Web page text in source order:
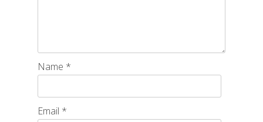
Name *
Email *